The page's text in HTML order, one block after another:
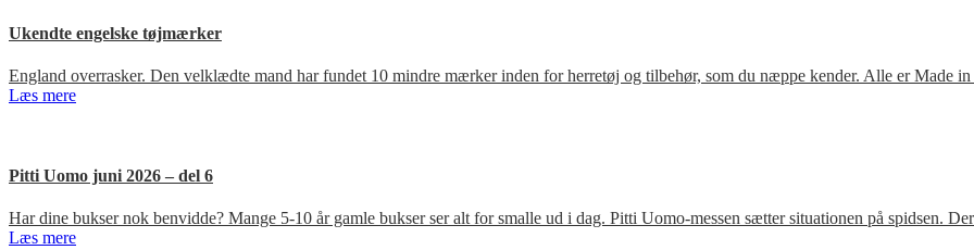
Ukendte engelske tøjmærker
England overrasker. Den velklædte mand har fundet 10 mindre mærker inden for herretøj og tilbehør, som du næppe kender. Alle er Made
Læs mere
Pitti Uomo juni 2026 – del 6
Har dine bukser nok benvidde? Mange 5-10 år gamle bukser ser alt for smalle ud i dag. Pitti Uomo-messen sætter situationen på spidsen.
Læs mere